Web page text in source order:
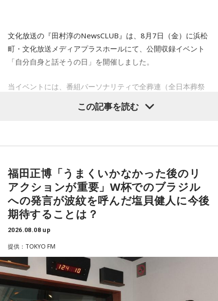
【7位】牡羊座（おひつじ座）
マイペースに過ごせると良い日です。今日は部屋の片付けを
したり、書類の整理をしたり、身の回りの整理を心掛けて過
【8位】天秤座（てんびん座）
仕事運が好調な日。今日がお休みの人も忙しさが目立ちそう
に必要なことについて考えてみましょう。ラッキーアイテム
はコーヒー。
【10位】獅子座（しし座）
内省がテーマの日です。今日はこれまでを振り返って色々な
ことを見直してみましょう。スマホのデータの整理をした
【11位】水瓶座（みずがめ座）
日頃の疲れを癒しましょう。今日はマッサージを受けたり、
心と身体のメンテナンスを意識しましょう。たくさん睡眠を
取ってリフレッシュするのも良さそうです。
文化放送の『田村淳のNewsCLUB』は、8月7日（金）に浜松
町・文化放送メディアプラスホールにて、公開収録イベント
「自分自身と話そうの日」を開催しました。
当イベントには、番組パーソナリティで全葬連（全日本葬祭
業協同組合連合会）のフューネラルアンバサダーも務める田
村淳と、アシスタントの砂山圭大郎アナウンサーが登壇。
昨年に続き2回目の開催となる本イベントは、参加者が自分自
身を見つめ直す2つのコーナーで展開。「自分への表彰状を送
ろう」のコーナーでは、大きな成功でなくても「自分、本当
によく頑張ったな」と思えるこれまでの出来事を、“自分への
表彰状”という形で来場者から募集・紹介。自身の記憶を改め
て言葉にすることで、人生をじっくりと見つめ直す時間とな
りました。
続く「人生の最後に流したい私のエンディング曲」のコーナ
ーでは、来場者が選んだ“人生の最後に流したい一曲”にまつわ
この記事を読む
福田正博「うまくいかなかった後のリ
アクションが重要」W杯でのブラジル
への発言が波紋を呼んだ塩貝健人に今後
期待することは？
2026.08.08 up
提供：TOKYO FM